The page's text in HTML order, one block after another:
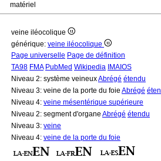
matériel
veine iléocolique
générique: veine iléocolique
Page universelle Page de définition
TA98 FMA PubMed Wikipedia IMAIOS
Niveau 2: système veineuxAbrégé étendu
Niveau 3: veine de la porte du foie Abrégé
Niveau 4: veine mésentérique supérieure
Niveau 2: segment d'organe Abrégé étendu
Niveau 3: veine
Niveau 4: veine de la porte du foie